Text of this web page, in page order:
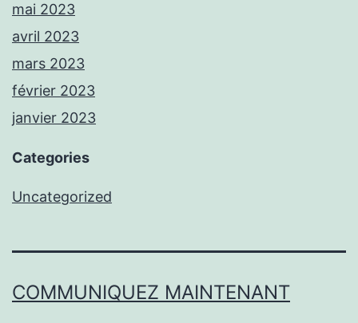
mai 2023
avril 2023
mars 2023
février 2023
janvier 2023
Categories
Uncategorized
COMMUNIQUEZ MAINTENANT